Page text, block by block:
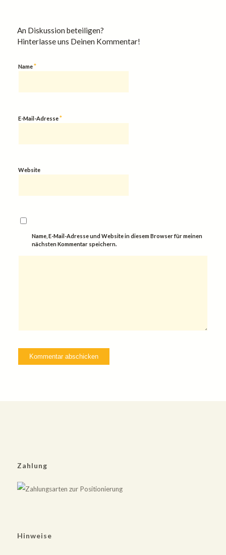
An Diskussion beteiligen?
Hinterlasse uns Deinen Kommentar!
Name*
E-Mail-Adresse*
Website
Name, E-Mail-Adresse und Website in diesem Browser für meinen
nächsten Kommentar speichern.
Zahlung
Hinweise